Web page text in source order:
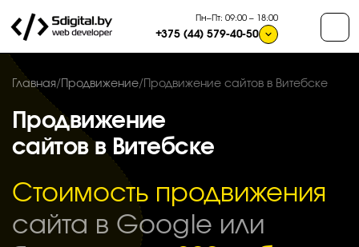
Пн–Пт: 09:00 – 18:00
+375 (44) 579-40-50
Главная/ Продвижение/ Продвижение сайтов в Витебске
Продвижение
сайтов в Витебске
Стоимость продвижения
сайта в Google или